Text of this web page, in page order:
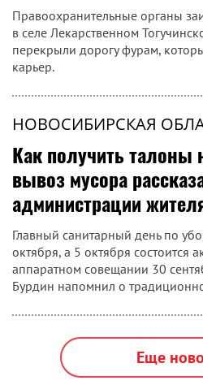
Правоохранительные органы
в селе Лекарственном
перекрыли дорогу фурам,
карьер.
НОВОСИБИРСКАЯ
Как получить талоны
вывоз мусора
администрации
Главный санитарный день по
октября, а 5 октября состоится
аппаратном совещании 30
Бурдин напомнил о
Еще